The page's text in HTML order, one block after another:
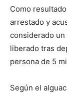
Como
arrestado y
considerado
liberado tras
persona de 5
Según el